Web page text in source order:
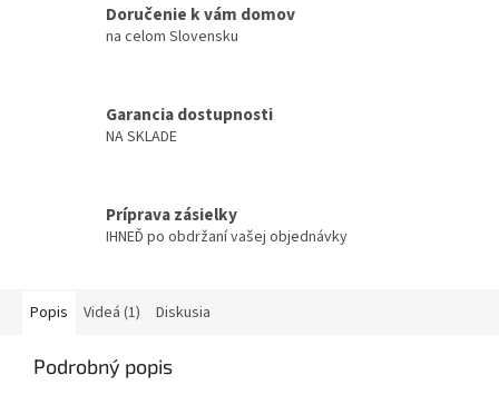
Doručenie k vám domov
na celom Slovensku
Garancia dostupnosti
NA SKLADE
Príprava zásielky
IHNEĎ po obdržaní vašej objednávky
Popis Videá (1) Diskusia
Podrobný popis